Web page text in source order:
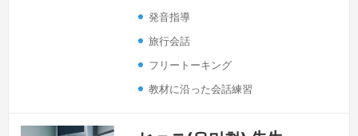
発音指導
旅行会話
フリートーキング
教材に沿った会話練習